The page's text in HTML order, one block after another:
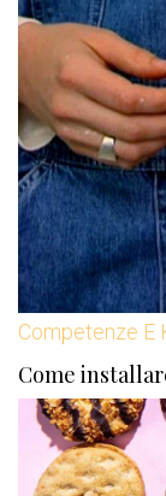
Competenze E
Come